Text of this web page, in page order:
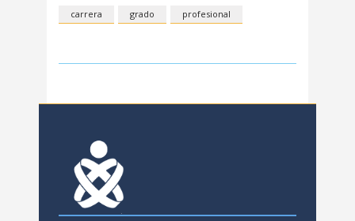
carrera grado profesional